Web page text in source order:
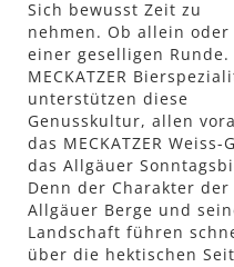
Sich bewusst Zeit zu
nehmen. Ob allein oder
einer geselligen Runde.
MECKATZER
unterstützen diese
Genusskultur, allen
das MECKATZER Weiss-
das Allgäuer
Denn der Charakter der
Allgäuer Berge und
Landschaft führen
über die hektischen